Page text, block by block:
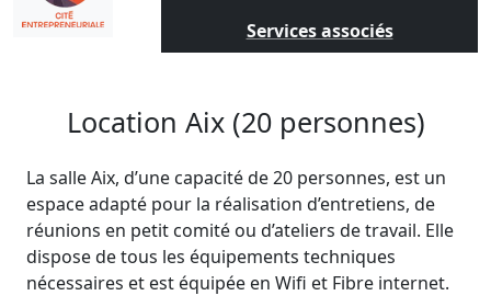
Services associés
Location Aix (20 personnes)
La salle Aix, d’une capacité de 20 personnes, est un
espace adapté pour la réalisation d’entretiens, de
réunions en petit comité ou d’ateliers de travail. Elle
dispose de tous les équipements techniques
nécessaires et est équipée en Wifi et Fibre internet.